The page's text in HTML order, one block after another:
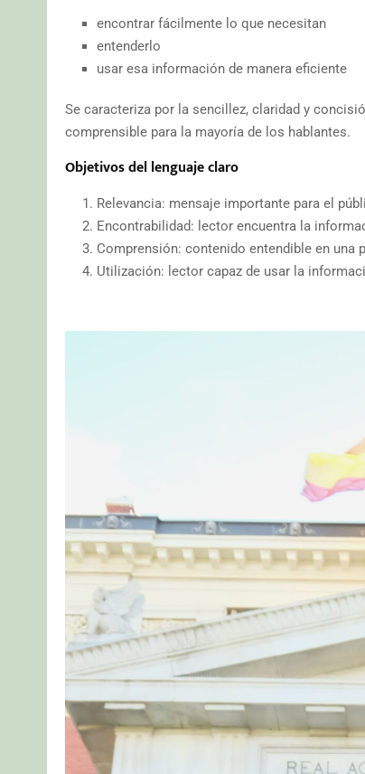
encontrar fácilmente lo que necesitan
entenderlo
usar esa información de manera eficiente
Se caracteriza por la sencillez, claridad y
comprensible para la mayoría de los hablantes.
Objetivos del lenguaje claro
Relevancia: mensaje importante para el
Encontrabilidad: lector encuentra la
Comprensión: contenido entendible en una
Utilización: lector capaz de usar la